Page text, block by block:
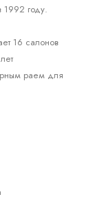
1992 году.
16 салонов
раем для